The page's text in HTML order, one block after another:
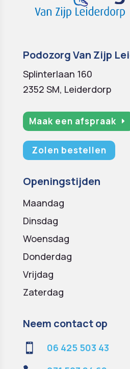
Podozorg Van Zijp
Splinterlaan 160
2352 SM, Leiderdorp
Maak een afspraak
Zolen bestellen
Openingstijden
Maandag
Dinsdag
Woensdag
Donderdag
Vrijdag
Zaterdag
Neem contact op
 06 425 503 43